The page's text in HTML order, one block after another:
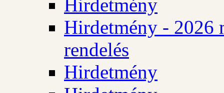
Hirdetmény
Hirdetmény - 2026
rendelés
Hirdetmény